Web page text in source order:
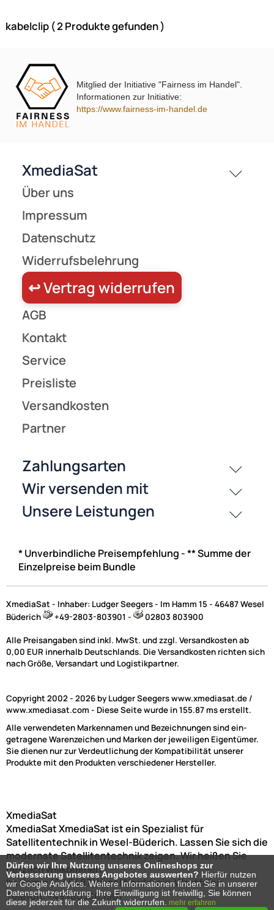
Preise inkl. ges. MwSt.
kabelclip ( 2 Produkte gefunden )
Mitglied der Initiative "Fairness im Handel".
Informationen zur Initiative:
https://www.fairness-im-handel.de
Versandkosten
Zahlungsarten
Wir versenden mit
Unsere Leistungen
* Unverbindliche Preisempfehlung - ** Summe der
Einzelpreise beim Bundle
XmediaSat - Inhaber: Ludger Seegers - Im Hamm 15 - 46487 Wesel
Büderich
+49-2803-803901 - 02803 803900
Alle Preisangaben sind inkl. MwSt. und zzgl. Versandkosten ab
0,00 EUR innerhalb Deutschlands. Die Versandkosten richten sich
nach Größe, Versandart und Logistikpartner.
Copyright 2002 - 2026 by Ludger Seegers www.xmediasat.de /
www.xmediasat.com - Diese Seite wurde in 155.87 ms erstellt.
Alle verwendeten Markennamen und Bezeichnungen sind ein-
getragene Warenzeichen und Marken der jeweiligen Eigentümer.
Sie dienen nur zur Verdeutlichung der Kompatibilität unserer
Produkte mit den Produkten verschiedener Hersteller.
XmediaSat
XmediaSatXmediaSat ist ein Spezialist für
Satellitentechnik in Wesel-Büderich. Lassen Sie sich die
modernste Satellitentechnik zeigen. Wir heißen Sie
herzlich willkommen!
Im Hamm 1546487Wesel Nordrhein-Westfalen
Telefon:+492803803901
Dürfen wir Ihre Nutzung unseres Onlineshops zur
Verbesserung unseres Angebotes auswerten? Hierfür nutzen
wir Google Analytics. Weitere Informationen finden Sie in unserer
Datenschutzerklärung. Ihre Einwilligung ist freiwillig, Sie können
diese jederzeit für die Zukunft widerrufen.
mehr erfahren